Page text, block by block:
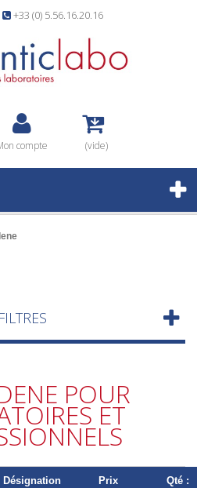
+33 (0) 5.56.16.20.16
compte (vide)
FILTRES
POUR
ET
Désignation Prix Qté :